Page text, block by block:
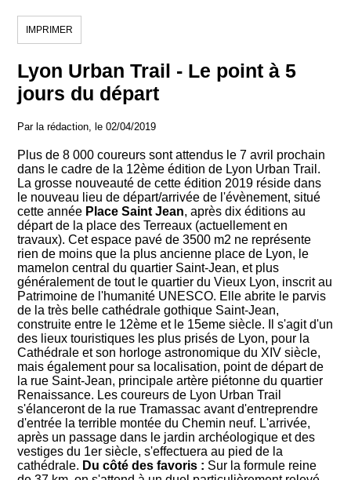
IMPRIMER
Lyon Urban Trail - Le point à 5
jours du départ
Par la rédaction, le 02/04/2019
Plus de 8 000 coureurs sont attendus le 7 avril prochain
dans le cadre de la 12ème édition de Lyon Urban Trail.
La grosse nouveauté de cette édition 2019 réside dans
le nouveau lieu de départ/arrivée de l'évènement, situé
cette année Place Saint Jean, après dix éditions au
départ de la place des Terreaux (actuellement en
travaux). Cet espace pavé de 3500 m2 ne représente
rien de moins que la plus ancienne place de Lyon, le
mamelon central du quartier Saint-Jean, et plus
généralement de tout le quartier du Vieux Lyon, inscrit au
Patrimoine de l'humanité UNESCO. Elle abrite le parvis
de la très belle cathédrale gothique Saint-Jean,
construite entre le 12ème et le 15eme siècle. Il s'agit d'un
des lieux touristiques les plus prisés de Lyon, pour la
Cathédrale et son horloge astronomique du XIV siècle,
mais également pour sa localisation, point de départ de
la rue Saint-Jean, principale artère piétonne du quartier
Renaissance. Les coureurs de Lyon Urban Trail
s'élanceront de la rue Tramassac avant d'entreprendre
d'entrée la terrible montée du Chemin neuf. L'arrivée,
après un passage dans le jardin archéologique et des
vestiges du 1er siècle, s'effectuera au pied de la
cathédrale. Du côté des favoris : Sur la formule reine